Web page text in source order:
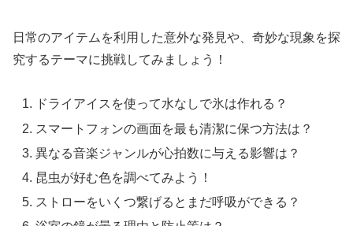
日常のアイテムを利用した意外な発見や、奇妙な現象を探
究するテーマに挑戦してみましょう！
ドライアイスを使って水なしで氷は作れる？
スマートフォンの画面を最も清潔に保つ方法は？
異なる音楽ジャンルが心拍数に与える影響は？
昆虫が好む色を調べてみよう！
ストローをいくつ繋げるとまだ呼吸ができる？